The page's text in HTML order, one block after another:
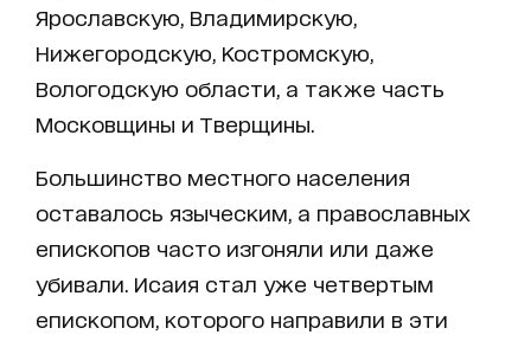
Ярославскую, Владимирскую,
Нижегородскую, Костромскую,
Вологодскую области, а также часть
Московщины и Тверщины.
Большинство местного населения
оставалось языческим, а православных
епископов часто изгоняли или даже
убивали. Исаия стал уже четвертым
епископом, которого направили в эти